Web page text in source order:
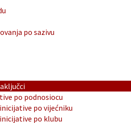
po sazivu
po podnosiocu
po vijećniku
po klubu